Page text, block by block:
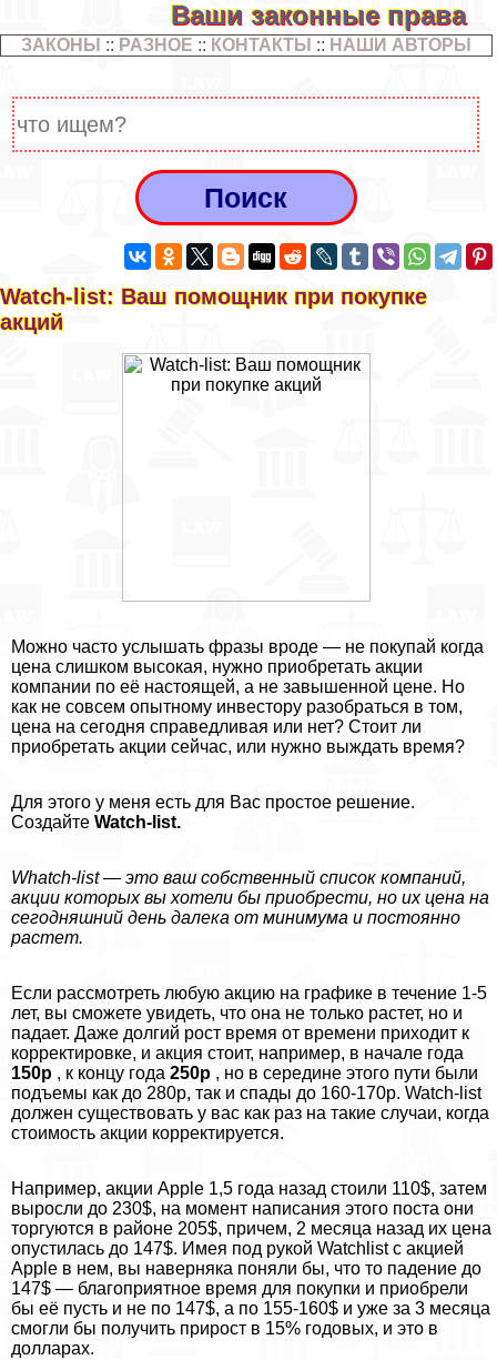
Ваши законные права
ЗАКОНЫ :: РАЗНОЕ :: КОНТАКТЫ :: НАШИ АВТОРЫ
Watch-list: Ваш помощник при покупке
акций
Можно часто услышать фразы вроде — не покупай когда
цена слишком высокая, нужно приобретать акции
компании по её настоящей, а не завышенной цене. Но
как не совсем опытному инвестору разобраться в том,
цена на сегодня справедливая или нет? Стоит ли
приобретать акции сейчас, или нужно выждать время?
Для этого у меня есть для Вас простое решение.
Создайте Watch-list.
Whatch-list — это ваш собственный список компаний,
акции которых вы хотели бы приобрести, но их цена на
сегодняшний день далека от минимума и постоянно
растет.
Если рассмотреть любую акцию на графике в течение 1-5
лет, вы сможете увидеть, что она не только растет, но и
падает. Даже долгий рост время от времени приходит к
корректировке, и акция стоит, например, в начале года
150р , к концу года 250р , но в середине этого пути были
подъемы как до 280р, так и спады до 160-170р. Watch-list
должен существовать у вас как раз на такие случаи, когда
стоимость акции корректируется.
Например, акции Apple 1,5 года назад стоили 110$, затем
выросли до 230$, на момент написания этого поста они
торгуются в районе 205$, причем, 2 месяца назад их цена
опустилась до 147$. Имея под рукой Watchlist c акцией
Apple в нем, вы наверняка поняли бы, что то падение до
147$ — благоприятное время для покупки и приобрели
бы её пусть и не по 147$, а по 155-160$ и уже за 3 месяца
смогли бы получить прирост в 15% годовых, и это в
долларах.